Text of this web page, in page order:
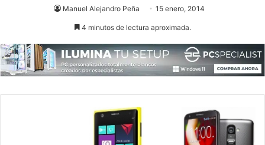
Manuel Alejandro Peña 15 enero, 2014
4 minutos de lectura aproximada.